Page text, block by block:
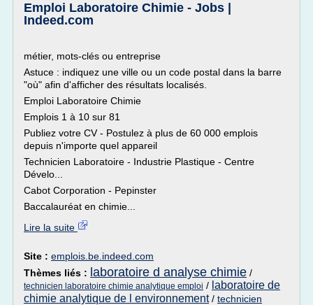
Emploi Laboratoire Chimie - Jobs |
Indeed.com
métier, mots-clés ou entreprise
Astuce : indiquez une ville ou un code postal dans la barre
"où" afin d'afficher des résultats localisés.
Emploi Laboratoire Chimie
Emplois 1 à 10 sur 81
Publiez votre CV - Postulez à plus de 60 000 emplois
depuis n'importe quel appareil
Technicien Laboratoire - Industrie Plastique - Centre
Dévelo...
Cabot Corporation - Pepinster
Baccalauréat en chimie...
Lire la suite
Site : emplois.be.indeed.com
Thèmes liés : laboratoire d analyse chimie /
technicien laboratoire chimie analytique emploi / laboratoire de
chimie analytique de l environnement/ technicien